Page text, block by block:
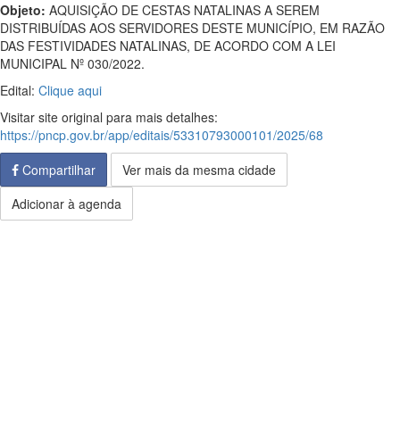
Objeto: AQUISIÇÃO DE CESTAS NATALINAS A SEREM
DISTRIBUÍDAS AOS SERVIDORES DESTE MUNICÍPIO, EM RAZÃO
DAS FESTIVIDADES NATALINAS, DE ACORDO COM A LEI
MUNICIPAL Nº 030/2022.
Edital: Clique aqui
Visitar site original para mais detalhes:
https://pncp.gov.br/app/editais/53310793000101/2025/68
Compartilhar
Ver mais da mesma cidade
Adicionar à agenda